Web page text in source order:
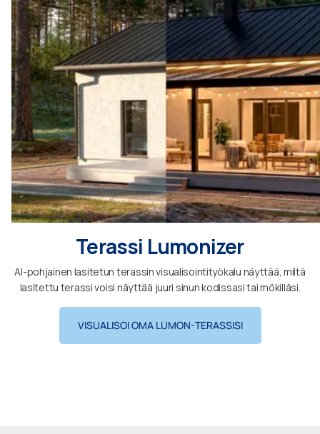
Terassi Lumonizer
AI-pohjainen lasitetun terassin visualisointityökalu näyttää, miltä
lasitettu terassi voisi näyttää juuri sinun kodissasi tai mökilläsi.
VISUALISOI OMA LUMON-TERASSISI